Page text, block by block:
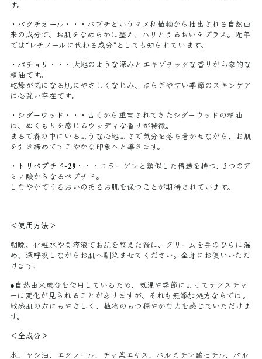
す。
・バクチオール ・・・ バブチというマメ科植物から抽出される自然由
来の成分で、お肌をなめらかに整え、ハリとうるおいをプラス。近年
では“レチノールに代わる成分”としても知られています。
・パチョリ ・・・ 大地のような深みとエキゾチックな香りが印象的な
精油です。
乾燥が気になる肌にやさしくなじみ、ゆらぎやすい季節のスキンケア
に心強い存在です。
・シダーウッド ・・・ 古くから重宝されてきたシダーウッドの精油
は、ぬくもりを感じるウッディな香りが特徴。
まるで森の中にいるような心地よさで気分を落ち着かせながら、お肌
を引き締めてすこやかな印象へと導きます。
・トリペプチド-29 ・・・ コラーゲンと類似した構造を持つ、3つのア
ミノ酸からなるペプチド。
しなやかでうるおいのあるお肌を保つことが期待されています。
＜使用方法＞
朝晩、化粧水や美容液でお肌を整えた後に、クリームを手のひらに温
め、深呼吸しながらお肌へ馴染ませてください。全身にお使いいただ
けます。
●自然由来成分を使用しているため、気温や季節によってテクスチャ
ーに変化が見られることがありますが、それも無添加処方ならでは。
敏感肌の方にもやさしく、植物のもつ穏やかな力を感じていただけま
す。
＜全成分＞
水、ヤシ油、エタノール、チャ葉エキス、パルミチン酸セチル、パル